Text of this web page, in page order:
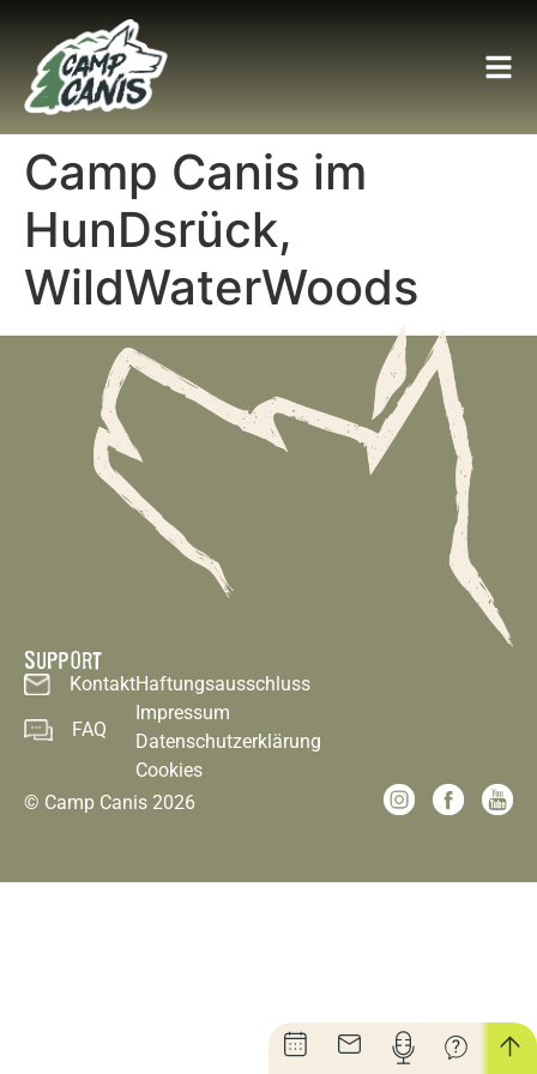
Camp Canis im
HunDsrück,
WildWaterWoods
SUPPORT
Kontakt
FAQ
Haftungsausschluss
Impressum
Datenschutzerklärung
Cookies
© Camp Canis 2026